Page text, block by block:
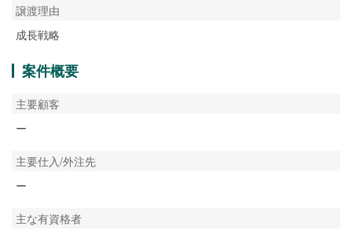
譲渡理由
成長戦略
案件概要
主要顧客
ー
主要仕入/外注先
ー
主な有資格者